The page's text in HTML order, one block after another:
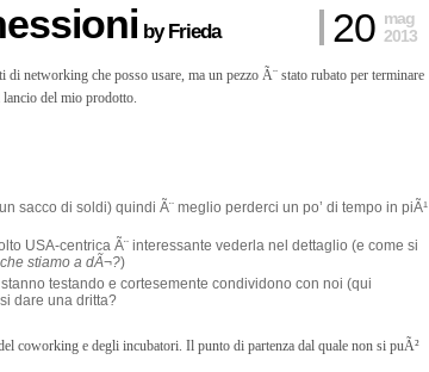
byFrieda 20 mag
2013
di networking che posso usare, ma un pezzo Ã¨ stato rubato per terminare
del mio prodotto.
di soldi) quindi Ã¨ meglio perderci un po’ di tempo in piÃ¹
USA-centrica Ã¨ interessante vederla nel dettaglio (e come si
che stiamo a dÃ¬?)
testando e cortesemente condividono con noi (qui
dare una dritta?
coworking e degli incubatori. Il punto di partenza dal quale non si puÃ²